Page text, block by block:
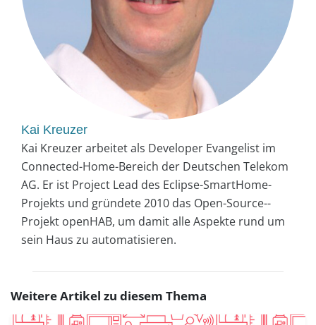
Kai Kreuzer
Kai Kreuzer arbeitet als Developer Evangelist im
Connected-Home-Bereich der Deutschen Telekom
AG. Er ist Project Lead des ­Eclipse-SmartHome-
Projekts und gründete 2010 das Open-Source-­
Projekt openHAB, um damit alle Aspekte rund um
sein Haus zu automatisieren.
Weitere Artikel zu diesem Thema